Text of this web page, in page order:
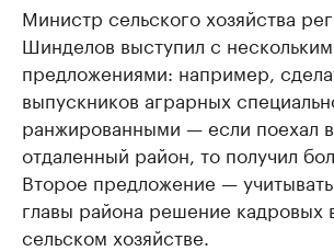
Министр сельского хозяйства
Шинделов выступил с
предложениями: например,
выпускников аграрных
ранжированными — если поехал
отдаленный район, то получил
Второе предложение — учитывать
главы района решение кадровых
сельском хозяйстве.